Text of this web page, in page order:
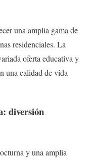
una amplia gama de
residenciales. La
oferta educativa y
una calidad de vida
diversión
y una amplia